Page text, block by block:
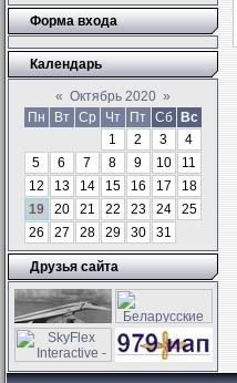
Форма входа
Календарь
« Октябрь 2020 »
Пн
Вт Ср Чт Пт Сб
Вс
1
2 3
4
5
6 7 8 9 10
11
12
13 14 15 16 17
18
19
20 21 22 23 24
25
26
27 28 29 30 31
Друзья сайта